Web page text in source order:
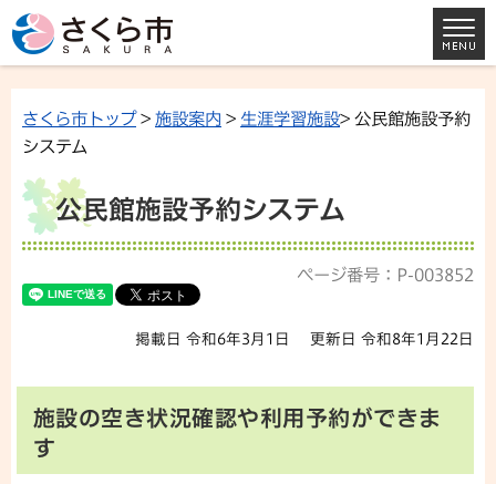
さくら市トップ> 施設案内 > 生涯学習施設> 公民館施設予約
システム
公民館施設予約システム
ページ番号：P-003852
掲載日 令和6年3月1日 更新日 令和8年1月22日
施設の空き状況確認や利用予約ができま
す